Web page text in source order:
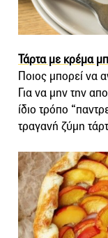
Τάρτα με κρέμα
Ποιος μπορεί να
Για να μην την
ίδιο τρόπο
τραγανή ζύμη